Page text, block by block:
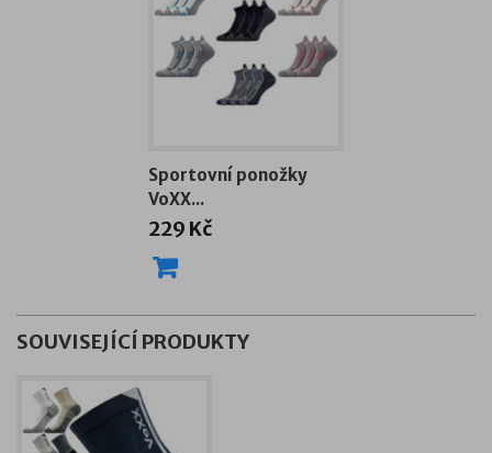
Sportovní ponožky
VoXX...
229 Kč
SOUVISEJÍCÍ PRODUKTY